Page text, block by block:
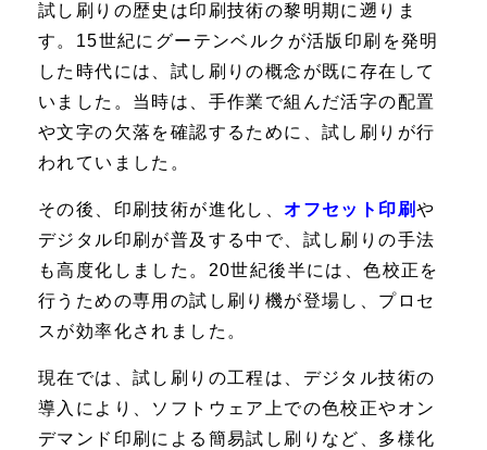
試し刷りの歴史は印刷技術の黎明期に遡りま
す。15世紀にグーテンベルクが活版印刷を発明
した時代には、試し刷りの概念が既に存在して
いました。当時は、手作業で組んだ活字の配置
や文字の欠落を確認するために、試し刷りが行
われていました。
その後、印刷技術が進化し、オフセット印刷や
デジタル印刷が普及する中で、試し刷りの手法
も高度化しました。20世紀後半には、色校正を
行うための専用の試し刷り機が登場し、プロセ
スが効率化されました。
現在では、試し刷りの工程は、デジタル技術の
導入により、ソフトウェア上での色校正やオン
デマンド印刷による簡易試し刷りなど、多様化